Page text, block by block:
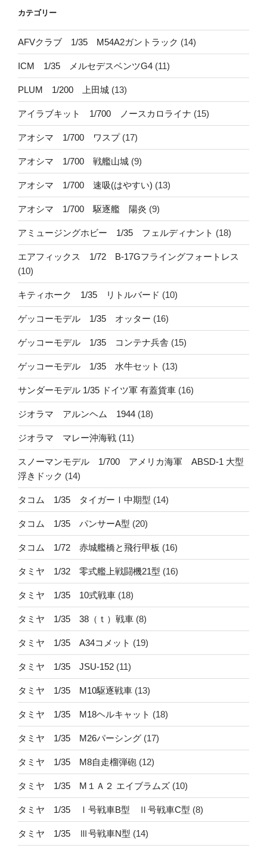
カテゴリー
AFVクラブ 1/35 M54A2ガントラック (14)
ICM 1/35 メルセデスベンツG4 (11)
PLUM 1/200 上田城 (13)
アイラブキット 1/700 ノースカロライナ (15)
アオシマ 1/700 ワスプ(17)
アオシマ 1/700 戦艦山城 (9)
アオシマ 1/700 速吸(はやすい) (13)
アオシマ 1/700 駆逐艦 陽炎 (9)
アミュージングホビー 1/35 フェルディナント (18)
エアフィックス 1/72 B-17Gフライングフォートレス
(10)
キティホーク 1/35 リトルバード (10)
ゲッコーモデル 1/35 オッター (16)
ゲッコーモデル 1/35 コンテナ兵舎 (15)
ゲッコーモデル 1/35 水牛セット (13)
サンダーモデル 1/35 ドイツ軍 有蓋貨車 (16)
ジオラマ アルンヘム 1944 (18)
ジオラマ マレー沖海戦 (11)
スノーマンモデル 1/700 アメリカ海軍 ABSD-1 大型
浮きドック (14)
タコム 1/35 タイガーⅠ中期型 (14)
タコム 1/35 パンサーA型 (20)
タコム 1/72 赤城艦橋と飛行甲板 (16)
タミヤ 1/32 零式艦上戦闘機21型 (16)
タミヤ 1/35 10式戦車 (18)
タミヤ 1/35 38（ｔ）戦車 (8)
タミヤ 1/35 A34コメット (19)
タミヤ 1/35 JSU-152 (11)
タミヤ 1/35 M10駆逐戦車 (13)
タミヤ 1/35 M18ヘルキャット (18)
タミヤ 1/35 M26パーシング (17)
タミヤ 1/35 M8自走榴弾砲 (12)
タミヤ 1/35 M１Ａ２ エイブラムズ (10)
タミヤ 1/35 Ⅰ号戦車B型 Ⅱ号戦車C型 (8)
タミヤ 1/35 Ⅲ号戦車N型 (14)